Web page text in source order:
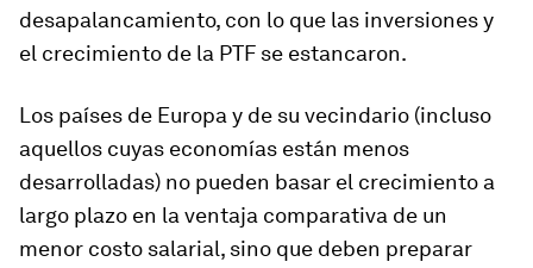
desapalancamiento, con lo que las inversiones y
el crecimiento de la PTF se estancaron.
Los países de Europa y de su vecindario (incluso
aquellos cuyas economías están menos
desarrolladas) no pueden basar el crecimiento a
largo plazo en la ventaja comparativa de un
menor costo salarial, sino que deben preparar